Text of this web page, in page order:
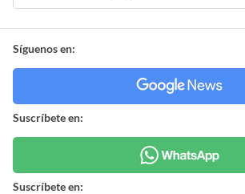
Síguenos en:
Suscríbete en:
Suscríbete en: